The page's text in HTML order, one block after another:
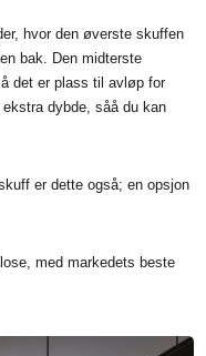
hvor den øverste skuffen
bak. Den midterste
det er plass til avløp for
dybde, såå du kan
er dette også; en opsjon
med markedets beste